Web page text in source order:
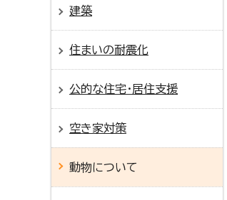
建築
住まいの耐震化
公的な住宅・居住支援
空き家対策
動物について